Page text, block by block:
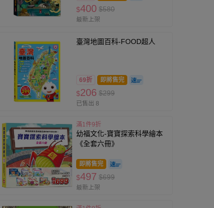
$400 $580
最新上架
臺灣地圖百科-FOOD超人
69折 即將售完
$206 $299
已售出 8
滿1件9折
幼福文化-寶寶探索科學繪本
《全套六冊》
即將售完
$497 $699
最新上架